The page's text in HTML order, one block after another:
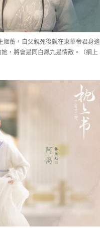
蘅，自父親死後就在東華帝君身邊
，將會是同白鳳九是情敵。（網上